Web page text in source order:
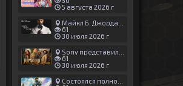
5 августа 2026 г
Майкл Б. Джордан сыграл главную роль в новой «Афере Томаса Крауна»
61
30 июля 2026 г
Sony представила трейлер новой части «Джуманджи»
61
30 июля 2026 г
Состоялся полноценный релиз Halo: Campaign Evolved